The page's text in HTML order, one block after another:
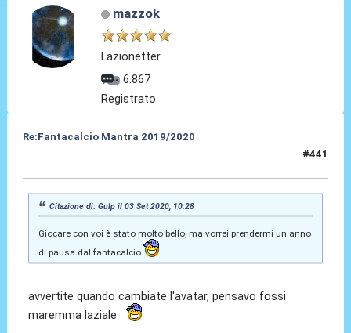
mazzok
Lazionetter
6.867
Registrato
Re:Fantacalcio Mantra 2019/2020
#441
Citazione di: Gulp il 03 Set 2020, 10:28
Giocare con voi è stato molto bello, ma vorrei prendermi un anno
di pausa dal fantacalcio
avvertite quando cambiate l'avatar, pensavo fossi
maremma laziale